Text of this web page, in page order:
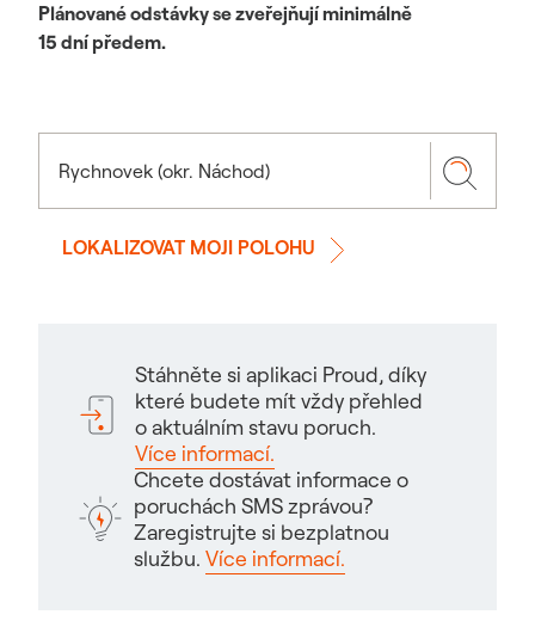
Plánované odstávky se zveřejňují minimálně
15 dní předem.
LOKALIZOVAT MOJI POLOHU
Stáhněte si aplikaci Proud, díky
které budete mít vždy přehled
o aktuálním stavu poruch.
Více informací.
Chcete dostávat informace o
poruchách SMS zprávou?
Zaregistrujte si bezplatnou
službu. Více informací.